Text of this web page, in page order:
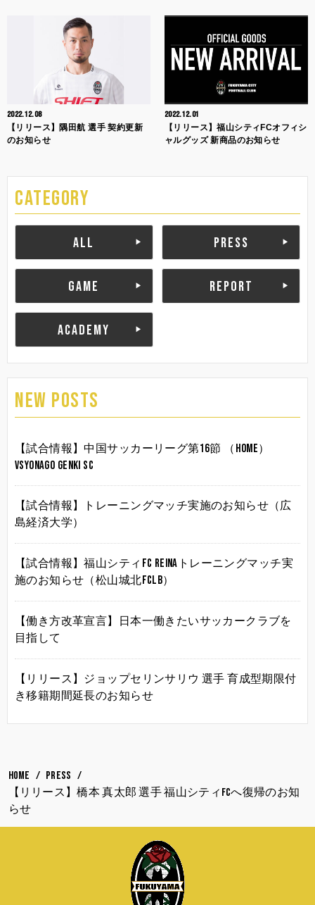
2022.12.08
【リリース】隅田航 選手 契約更新
のお知らせ
2022.12.01
【リリース】福山シティFCオフィシ
ャルグッズ 新商品のお知らせ
CATEGORY
ALL PRESS
GAME REPORT
ACADEMY
NEW POSTS
【試合情報】中国サッカーリーグ第16節 （HOME）
vsYonago Genki SC
【試合情報】トレーニングマッチ実施のお知らせ（広
島経済大学）
【試合情報】福山シティFC Reinaトレーニングマッチ実
施のお知らせ（松山城北FCLB）
【働き方改革宣言】日本一働きたいサッカークラブを
目指して
【リリース】ジョップセリンサリウ 選手 育成型期限付
き移籍期間延長のお知らせ
HOME
PRESS
【リリース】橋本 真太郎 選手 福山シティFCへ復帰のお知
らせ